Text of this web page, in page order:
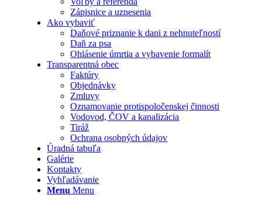
Zápisnice a uznesenia
Ako vybaviť
Daňové priznanie k dani z nehnuteľností
Daň za psa
Ohlásenie úmrtia a vybavenie formalít
Transparentná obec
Faktúry
Objednávky
Zmluvy
Oznamovanie protispoločenskej činnosti
Vodovod, ČOV a kanalizácia
Tiráž
Ochrana osobných údajov
Úradná tabuľa
Galérie
Kontakty
Vyhľadávanie
Menu Menu